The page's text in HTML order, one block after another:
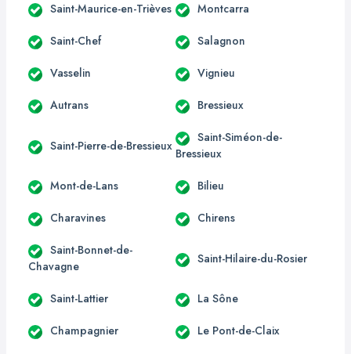
Saint-Maurice-en-Trièves Montcarra
Saint-Chef Salagnon
Vasselin Vignieu
Autrans Bressieux
Saint-Pierre-de-Bressieux
Saint-Siméon-de-
Bressieux
Mont-de-Lans Bilieu
Charavines Chirens
Saint-Bonnet-de-
Chavagne
Saint-Hilaire-du-Rosier
Saint-Lattier La Sône
Champagnier Le Pont-de-Claix